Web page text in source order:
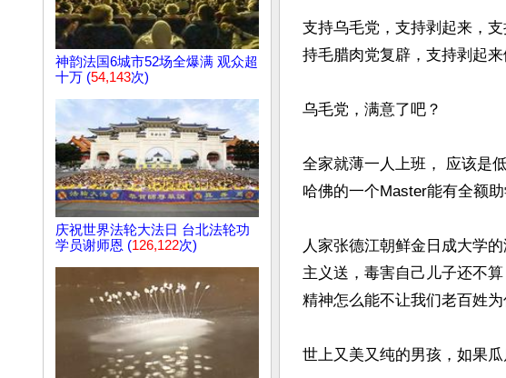
神韵法国6城市52场全爆满 观众超
十万 (54,143次)
庆祝世界法轮大法日 台北法轮功
学员谢师恩 (126,122次)
支持乌毛党，支持剥起来，
持毛腊肉党复辟，支持剥起来
乌毛党，满意了吧？
全家就薄一人上班， 应该是
哈佛的一个Master能有全额助
人家张德江朝鲜金日成大学
主义送，毒害自己儿子还不
精神怎么能不让我们老百姓为
世上又美又纯的男孩，如果瓜